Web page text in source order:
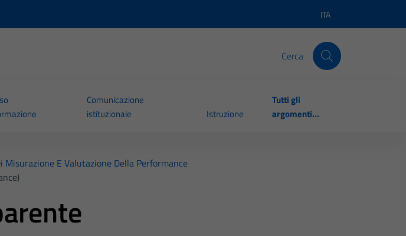
Lingua attiva:
ITA
Cerca
Comunicazione
istituzionale
Istruzione
Tutti gli
argomenti...
Misurazione E Valutazione Della Performance